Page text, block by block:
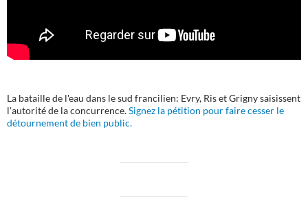
La bataille de l'eau dans le sud francilien: Evry, Ris et Grigny saisissent
l'autorité de la concurrence.Signez la pétition pour faire cesser le
détournement de bien public.